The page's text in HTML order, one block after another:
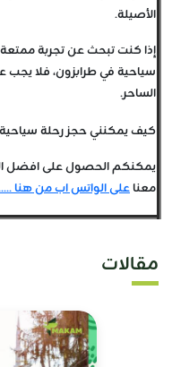
الأصيلة.
إذا كنت تبحث عن تجربة
سياحية في طرابزون، فلا يجب
الساحر.
كيف يمكنني حجز رحلة
يمكنكم الحصول على افضل
معناعلى الواتس اب من هنا
مقالات